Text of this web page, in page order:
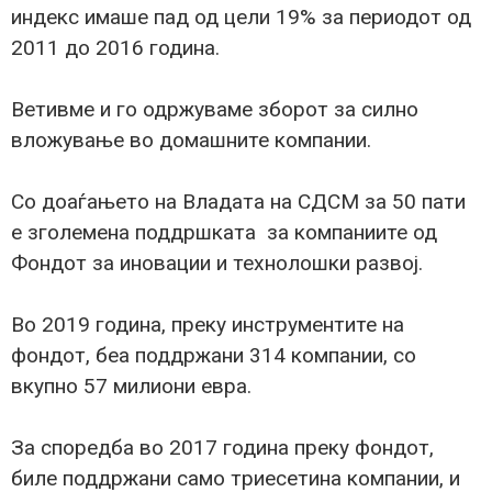
индекс имаше пад од цели 19% за периодот од
2011 до 2016 година.
Ветивме и го одржуваме зборот за силно
вложување во домашните компании.
Со доаѓањето на Владата на СДСМ за 50 пати
е зголемена поддршката за компаниите од
Фондот за иновации и технолошки развој.
Во 2019 година, преку инструментите на
фондот, беа поддржани 314 компании, со
вкупно 57 милиони евра.
За споредба во 2017 година преку фондот,
биле поддржани само триесетина компании, и